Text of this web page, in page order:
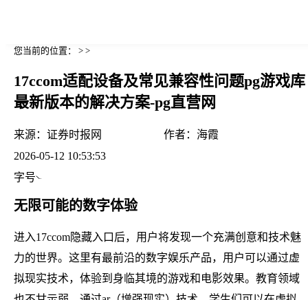
您当前的位置： > >
17ccom适配设备及常见兼容性问题pg游戏库
最新版本的解决方案-pg直营网
来源： 证券时报网 作者： 海霞
2026-05-12 10:53:53
字号
无限可能的数字体验
进入17ccom隐藏入口后，用户将发现一个充满创意和技术魅
力的世界。这里有最前沿的数字娱乐产品，用户可以通过虚
拟现实技术，体验到身临其境的游戏和电影效果。教育领域